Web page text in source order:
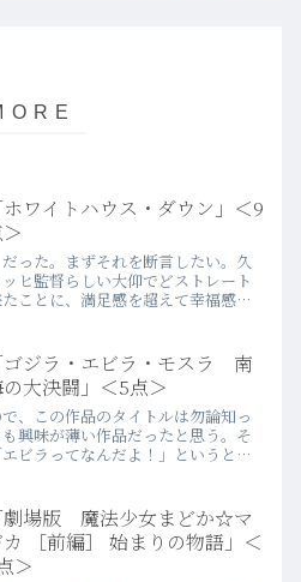
ホワイトハウス・ダウン」＜9
った。まずそれを断言したい。久
ヒ監督らしい大仰でどストレート
ことに、満足感を超えて幸福感す
ゴジラ・エビラ・モスラ 南
大決闘」＜5点＞
、この作品のタイトルは勿論知っ
興味が薄い作品だったと思う。そ
ビラってなんだよ！」というとこ
劇場版 魔法少女まどか☆マ
カ ［前編］ 始まりの物語」＜
＞